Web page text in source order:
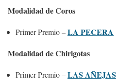
Modalidad de Coros
Primer Premio –LA PECERA
Modalidad de Chirigotas
Primer Premio –LAS AÑEJAS